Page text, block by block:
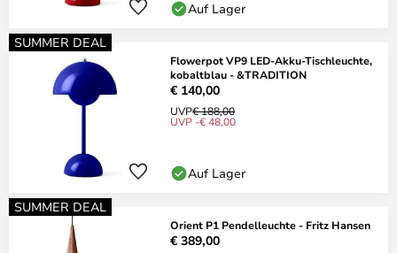
Auf Lager
SUMMER DEAL
Flowerpot VP9 LED-Akku-Tischleuchte,
kobaltblau - &TRADITION
€ 140,00
UVP€ 188,00
UVP -€ 48,00
Auf Lager
SUMMER DEAL
Orient P1 Pendelleuchte - Fritz Hansen
€ 389,00